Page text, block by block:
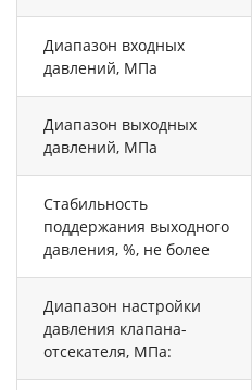
Диапазон входных
давлений, МПа
Диапазон выходных
давлений, МПа
Стабильность
поддержания выходного
давления, %, не более
Диапазон настройки
давления клапана-
отсекателя, МПа: